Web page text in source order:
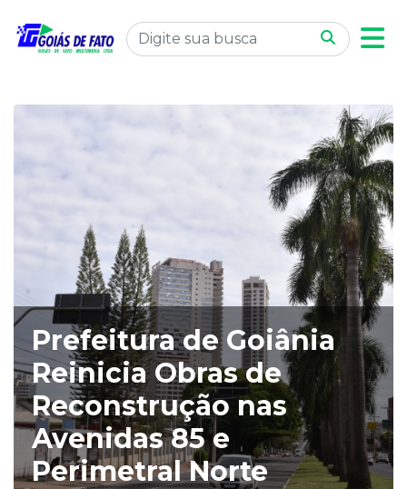
Prefeitura de Goiânia
Reinicia Obras de
Reconstrução nas
Avenidas 85 e
Perimetral Norte